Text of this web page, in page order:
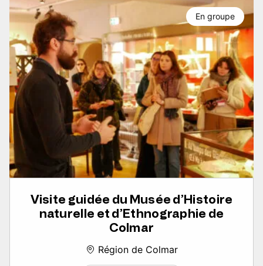
Visite guidée du Musée d’Histoire
naturelle et d’Ethnographie de
Colmar
Région de Colmar
En groupe